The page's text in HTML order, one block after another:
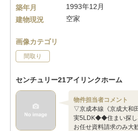
築年月
1993年12月
建物現況
空家
画像カテゴリ
間取り
センチュリー21アイリンクホーム
物件担当者コメント
▽京成本線《京成大和
実5LDK◆◆住まい探し
お任せ資料請求のみ大